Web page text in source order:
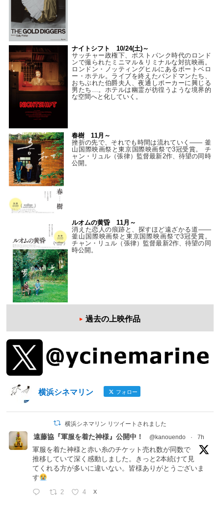
ナイトシフト 10/24(土)～
サッチャー政権下、ポストパンク時代のロンド
ンで撮られたミニマル＆リミナルな対抗映画。
ロンドン・ノッティングヒルにあるポートベロ
ー・ホテル。ライブを終えたバンドマンたち、
おちぶれた伯爵夫人、夜通しポーカーに興じる
男たち…。ホテルは幽霊が彷徨うような境界的
な空間へと化していく。
春樹 11月～
挫折の先で、それでも時間は流れていく—— 釜
山国際映画祭と東京国際映画祭で3冠受賞。 チ
ャン・リュル（張律）監督最新2作、待望の同時
公開。
ルオムの黄昏 11月～
消えた恋人の痕跡と、探すほど遠ざかる道——
釜山国際映画祭と東京国際映画祭で3冠受賞。
チャン・リュル（張律）監督最新2作、待望の同
時公開。
過去の上映作品
横浜シネマリン フォロー
横浜シネマリン リツイートされました
遠藤協『軍服を着た神様』公開中！ @kanouendo · 7h
軍服を着た神様と赤い糸のチケット売れ数が同数で
推移していて深く感動しました。きっと2本続けて見
てくれる方が多いに違いない。皆様ありがとうございま
す
2 4 X